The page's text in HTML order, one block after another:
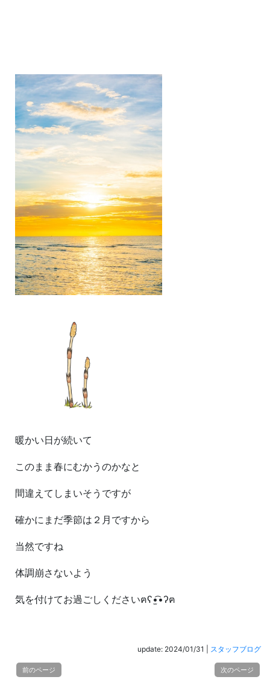
暖かい日が続いて
このまま春にむかうのかなと
間違えてしまいそうですが
確かにまだ季節は２月ですから
当然ですね
体調崩さないよう
気を付けてお過ごしくださいฅʕ•̫͡•ʔฅ
update: 2024/01/31 スタッフブログ
前のページ 次のページ